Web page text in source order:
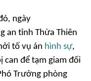
ngày
an tỉnh Thừa Thiên
tố vụ án hình sự,
can để tạm giam đối
Trưởng phòng